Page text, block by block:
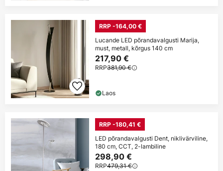
RRP -164,00 €
Lucande LED põrandavalgusti Marija,
must, metall, kõrgus 140 cm
217,90 €
RRP381,90 €
Laos
RRP -180,41 €
LED põrandavalgusti Dent, niklivärviline,
180 cm, CCT, 2-lambiline
298,90 €
RRP479,31 €